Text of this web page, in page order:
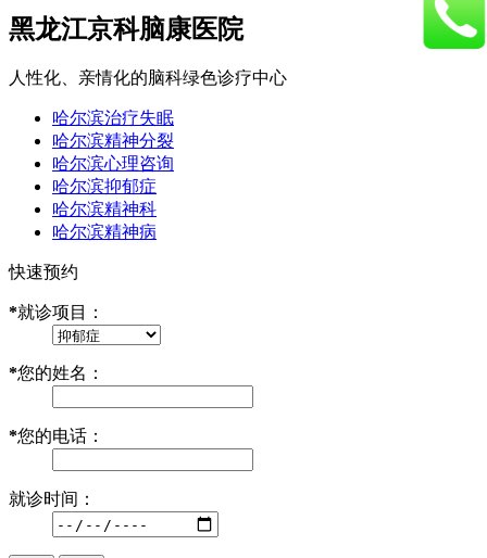
黑龙江京科脑康医院
人性化、亲情化的脑科绿色诊疗中心
哈尔滨治疗失眠
哈尔滨精神分裂
哈尔滨心理咨询
哈尔滨抑郁症
哈尔滨精神科
哈尔滨精神病
快速预约
*就诊项目：
*您的姓名：
*您的电话：
就诊时间：